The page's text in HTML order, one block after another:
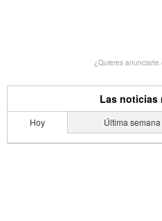
¿Quieres
Las noticias
Hoy Última semana